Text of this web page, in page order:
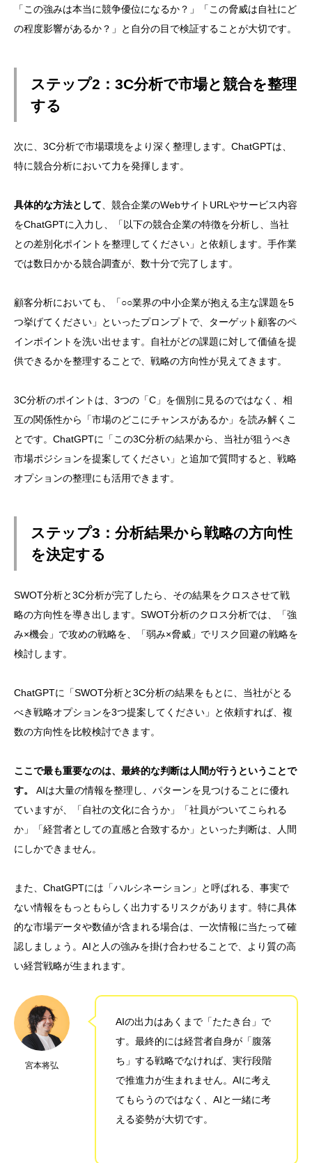
「この強みは本当に競争優位になるか？」「この脅威は自社にど
の程度影響があるか？」と自分の目で検証することが大切です。
ステップ2：3C分析で市場と競合を整理
する
次に、3C分析で市場環境をより深く整理します。ChatGPTは、
特に競合分析において力を発揮します。
具体的な方法として 、競合企業のWebサイトURLやサービス内容
をChatGPTに入力し、「以下の競合企業の特徴を分析し、当社
との差別化ポイントを整理してください」と依頼します。手作業
では数日かかる競合調査が、数十分で完了します。
顧客分析においても、「○○業界の中小企業が抱える主な課題を5
つ挙げてください」といったプロンプトで、ターゲット顧客のペ
インポイントを洗い出せます。自社がどの課題に対して価値を提
供できるかを整理することで、戦略の方向性が見えてきます。
3C分析のポイントは、3つの「C」を個別に見るのではなく、相
互の関係性から「市場のどこにチャンスがあるか」を読み解くこ
とです。ChatGPTに「この3C分析の結果から、当社が狙うべき
市場ポジションを提案してください」と追加で質問すると、戦略
オプションの整理にも活用できます。
ステップ3：分析結果から戦略の方向性
を決定する
SWOT分析と3C分析が完了したら、その結果をクロスさせて戦
略の方向性を導き出します。SWOT分析のクロス分析では、「強
み×機会」で攻めの戦略を、「弱み×脅威」でリスク回避の戦略を
検討します。
ChatGPTに「SWOT分析と3C分析の結果をもとに、当社がとる
べき戦略オプションを3つ提案してください」と依頼すれば、複
数の方向性を比較検討できます。
ここで最も重要なのは、最終的な判断は人間が行うということで
す。
AIは大量の情報を整理し、パターンを見つけることに優れ
ていますが、「自社の文化に合うか」「社員がついてこられる
か」「経営者としての直感と合致するか」といった判断は、人間
にしかできません。
また、ChatGPTには「ハルシネーション」と呼ばれる、事実で
ない情報をもっともらしく出力するリスクがあります。特に具体
的な市場データや数値が含まれる場合は、一次情報に当たって確
認しましょう。AIと人の強みを掛け合わせることで、より質の高
い経営戦略が生まれます。
宮本将弘
AIの出力はあくまで「たたき台」で
す。最終的には経営者自身が「腹落
ち」する戦略でなければ、実行段階
で推進力が生まれません。AIに考え
てもらうのではなく、AIと一緒に考
える姿勢が大切です。